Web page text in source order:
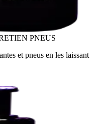
PNEUS
et pneus en les laissant